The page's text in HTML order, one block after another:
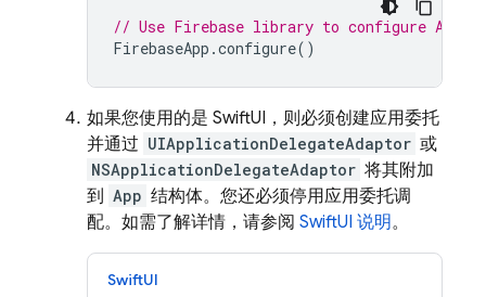
// Use Firebase library to configure APIs
FirebaseApp .configure()
如果您使用的是 SwiftUI，则必须创建应用委托
并通过 UIApplicationDelegateAdaptor 或
NSApplicationDelegateAdaptor 将其附加
到 App 结构体。您还必须停用应用委托调
配。如需了解详情，请参阅 SwiftUI 说明。
SwiftUI